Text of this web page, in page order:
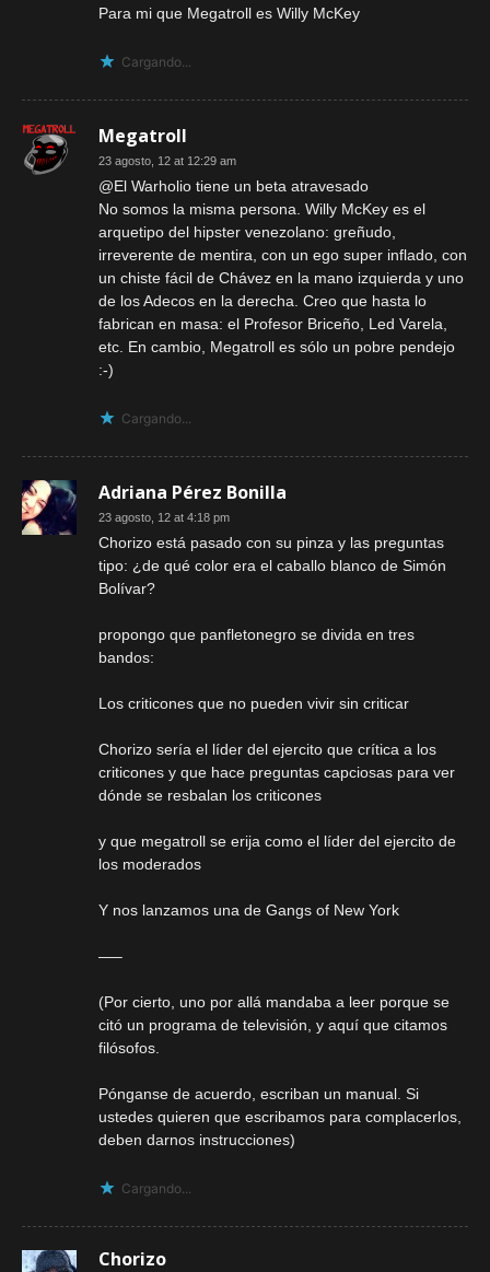
Para mi que Megatroll es Willy McKey
Cargando...
Megatroll
23 agosto, 12 at 12:29 am
@El Warholio tiene un beta atravesado
No somos la misma persona. Willy McKey es el
arquetipo del hipster venezolano: greñudo,
irreverente de mentira, con un ego super inflado, con
un chiste fácil de Chávez en la mano izquierda y uno
de los Adecos en la derecha. Creo que hasta lo
fabrican en masa: el Profesor Briceño, Led Varela,
etc. En cambio, Megatroll es sólo un pobre pendejo
:-)
Cargando...
Adriana Pérez Bonilla
23 agosto, 12 at 4:18 pm
Chorizo está pasado con su pinza y las preguntas
tipo: ¿de qué color era el caballo blanco de Simón
Bolívar?
propongo que panfletonegro se divida en tres
bandos:
Los criticones que no pueden vivir sin criticar
Chorizo sería el líder del ejercito que crítica a los
criticones y que hace preguntas capciosas para ver
dónde se resbalan los criticones
y que megatroll se erija como el líder del ejercito de
los moderados
Y nos lanzamos una de Gangs of New York
—–
(Por cierto, uno por allá mandaba a leer porque se
citó un programa de televisión, y aquí que citamos
filósofos.
Pónganse de acuerdo, escriban un manual. Si
ustedes quieren que escribamos para complacerlos,
deben darnos instrucciones)
Cargando...
Chorizo